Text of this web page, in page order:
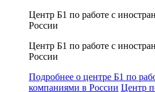
Центр Б1 по работе с
России
Центр Б1 по работе с
России
Подробнее о центре Б1 по
компаниями в России Центр